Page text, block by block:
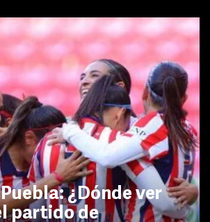
¿Dónde ver
partido de